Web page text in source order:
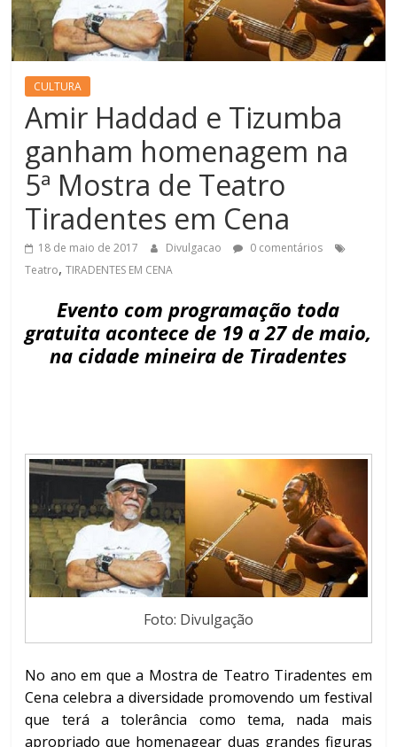
CULTURA
Amir Haddad e Tizumba
ganham homenagem na
5ª Mostra de Teatro
Tiradentes em Cena
18 de maio de 2017 Divulgacao
0 comentários
Teatro,TIRADENTES EM CENA
Evento com programação toda
gratuita acontece de 19 a 27 de maio,
na cidade mineira de Tiradentes
Foto: Divulgação
No ano em que a Mostra de Teatro Tiradentes em
Cena celebra a diversidade promovendo um festival
que terá a tolerância como tema, nada mais
apropriado que homenagear duas grandes figuras